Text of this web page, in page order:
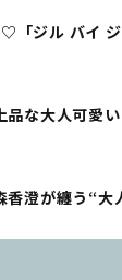
「ジル バイ
品な大人可
香澄が纏う“